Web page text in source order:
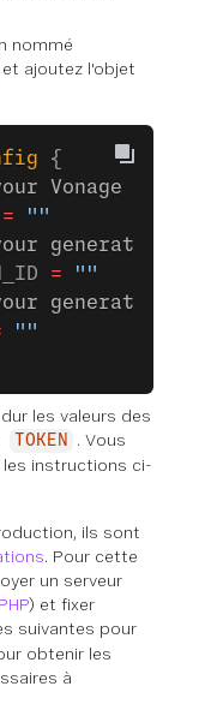
nommé
et ajoutez l'objet
{
Vonage Video
= ""
generated
= ""
generated
""
les valeurs des
TOKEN
. Vous
les instructions ci-
ils sont
. Pour cette
un serveur
PHP) et fixer
suivantes pour
obtenir les
à